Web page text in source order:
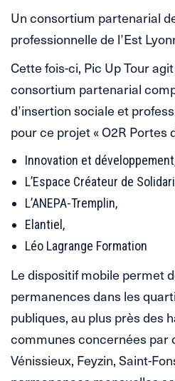
Un consortium partenarial
professionnelle de l’Est
Cette fois-ci, Pic Up Tour agit
consortium partenarial
d’insertion sociale et
pour ce projet « O2R Portes
Innovation et
L’Espace Créateur de
L’ANEPA-Tremplin,
Elantiel,
Léo Lagrange Formation
Le dispositif mobile permet
permanences dans les
publiques, au plus près des
communes concernées par
Vénissieux, Feyzin, Saint-